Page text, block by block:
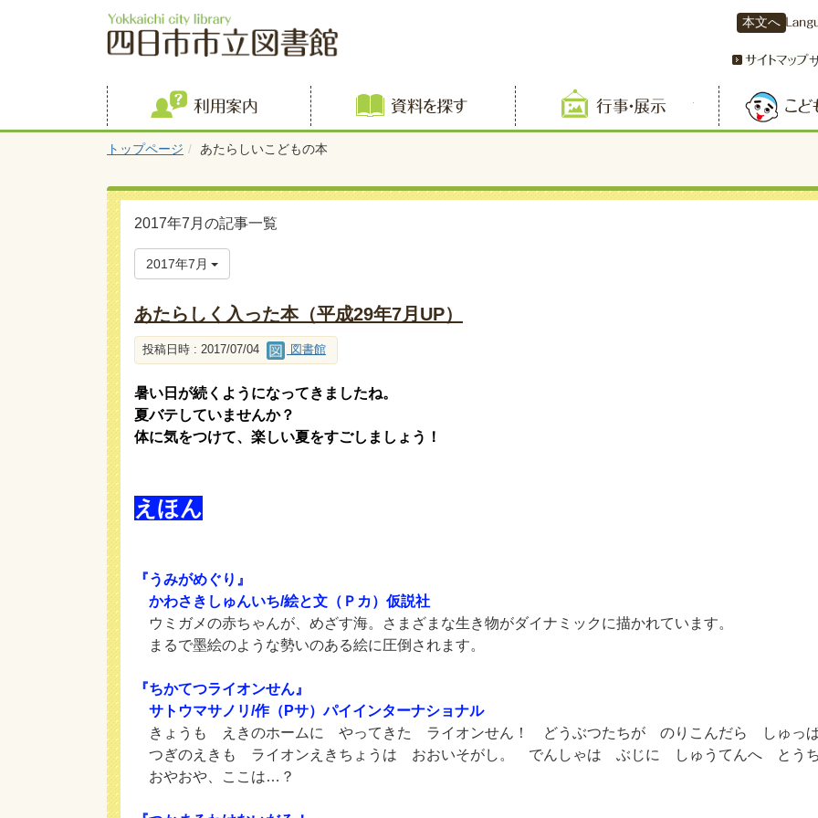
本文へ
利用案内 資料を探す 行事・展示
トップページ あたらしいこどもの本
2017年7月の記事一覧
2017年7月
あたらしく入った本（平成29年7月UP）
投稿日時 : 2017/07/04 図書館
暑い日が続くようになってきましたね。
夏バテしていませんか？
体に気をつけて、楽しい夏をすごしましょう！
えほん
『うみがめぐり』
かわさきしゅんいち/絵と文（Ｐカ）仮説社
ウミガメの赤ちゃんが、めざす海。さまざまな生き物がダイナミックに描かれています。
まるで墨絵のような勢いのある絵に圧倒されます。
『ちかてつライオンせん』
サトウマサノリ/作（Pサ）パイインターナショナル
きょうも えきのホームに やってきた ライオンせん！ どうぶつたちが のりこんだら しゅっぱ
つぎのえきも ライオンえきちょうは おおいそがし。 でんしゃは ぶじに しゅうてんへ とうち
おやおや、ここは…？